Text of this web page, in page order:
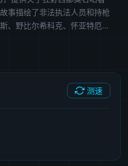
事描绘了非法执法人员和持枪
、野比尔希科克、怀亚特厄普
测速